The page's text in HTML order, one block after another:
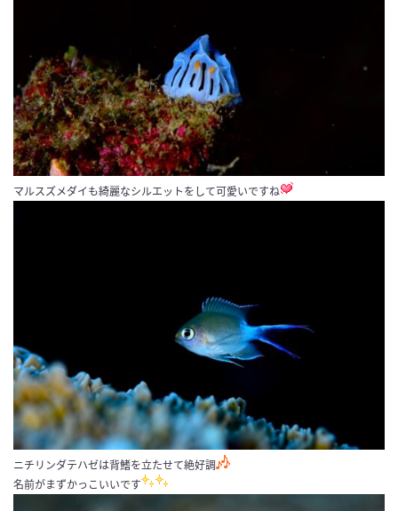
マルスズメダイも綺麗なシルエットをして可愛いですね
ニチリンダテハゼは背鰭を立たせて絶好調
名前がまずかっこいいです